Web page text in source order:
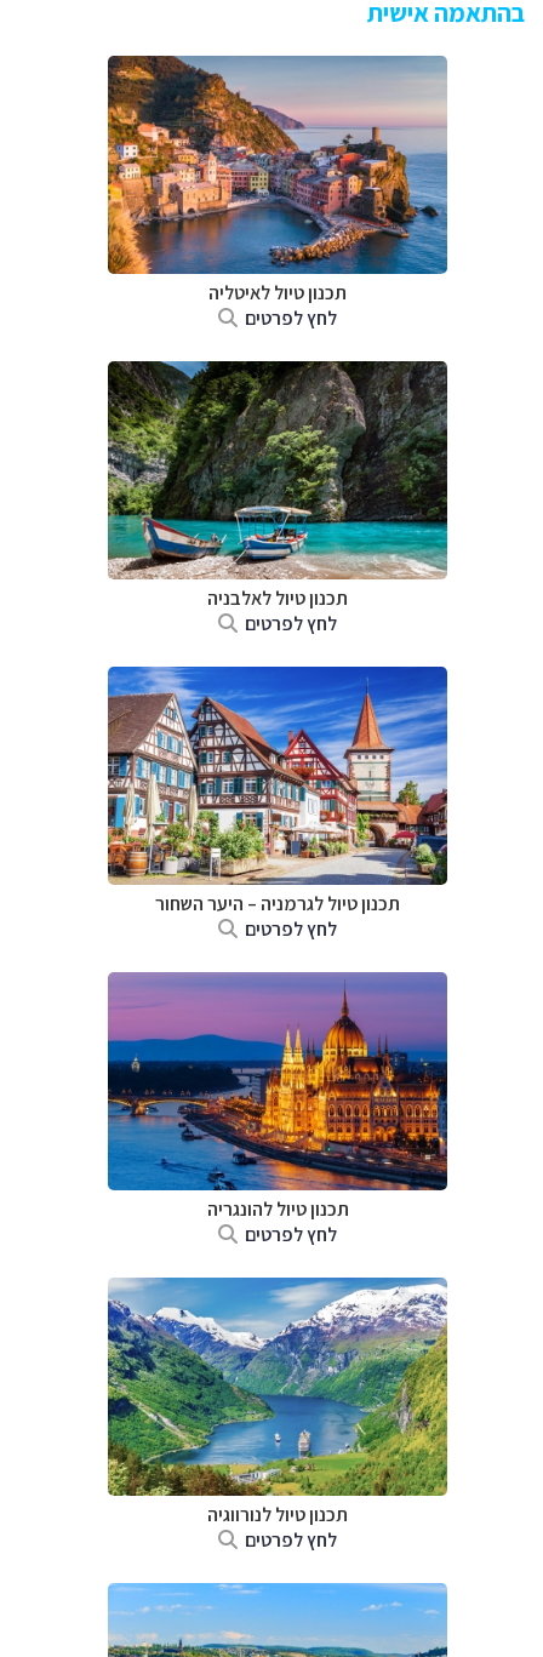
בהתאמה אישית
תכנון טיול לאיטליה
לחץ לפרטים
תכנון טיול לאלבניה
לחץ לפרטים
תכנון טיול לגרמניה – היער השחור
לחץ לפרטים
תכנון טיול להונגריה
לחץ לפרטים
תכנון טיול לנורווגיה
לחץ לפרטים